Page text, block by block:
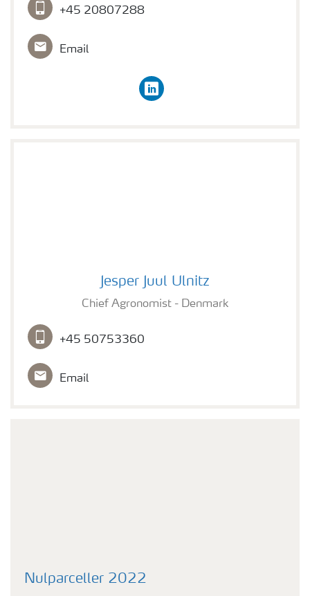
+45 20807288
Email
linkedin
Jesper Juul Ulnitz
Chief Agronomist - Denmark
+45 50753360
Email
Nulparceller 2022